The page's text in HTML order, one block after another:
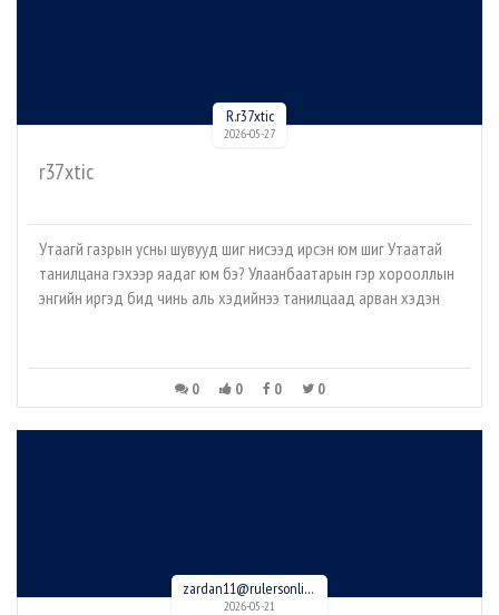
R.r37xtic
2026-05-27
r37xtic
Утаагүй газрын усны шувууд шиг нисээд ирсэн юм шиг Утаатай
танилцана гэхээр яадаг юм бэ? Улаанбаатарын гэр хорооллын
энгийн иргэд бид чинь аль хэдийнээ танилцаад арван хэдэн
0 0 0 0
zardan11@rulersonline.com
2026-05-21